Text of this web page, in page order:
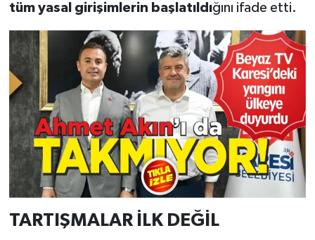
tüm yasal girişimlerin başlatıldığını ifade etti.
TARTIŞMALAR İLK DEĞİL